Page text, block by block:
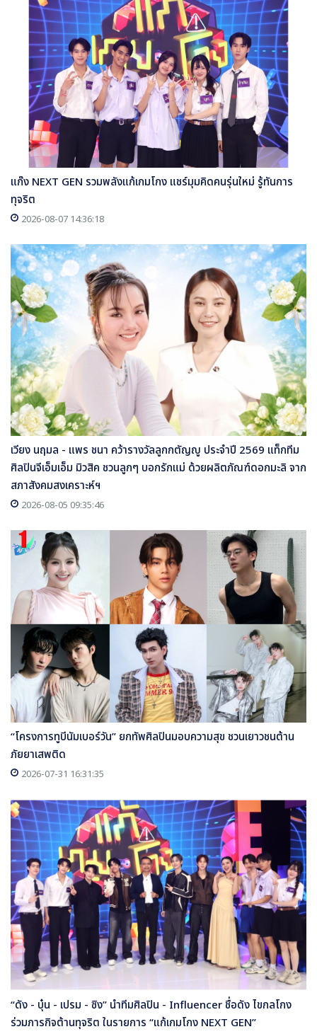
แก๊ง NEXT GEN รวมพลังแก้เกมโกง แชร์มุมคิดคนรุ่นใหม่ รู้ทันการ
ทุจริต
2026-08-07 14:36:18
เวียง นฤมล - แพร ชนา คว้ารางวัลลูกกตัญญู ประจำปี 2569 แท็กทีม
ศิลปินจีเอ็มเอ็ม มิวสิค ชวนลูกๆ บอกรักแม่ ด้วยผลิตภัณฑ์ดอกมะลิ จาก
สภาสังคมสงเคราะห์ฯ
2026-08-05 09:35:46
“โครงการทูบีนัมเบอร์วัน” ยกทัพศิลปินมอบความสุข ชวนเยาวชนต้าน
ภัยยาเสพติด
2026-07-31 16:31:35
“ดัง - บุ๋น - เปรม - ซิง” นำทีมศิลปิน - Influencer ชื่อดัง ไขกลโกง
ร่วมภารกิจต้านทุจริต ในรายการ “แก้เกมโกง NEXT GEN”